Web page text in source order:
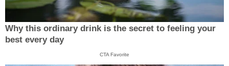
Why this ordinary drink is the secret to feeling your
best every day
CTA Favorite